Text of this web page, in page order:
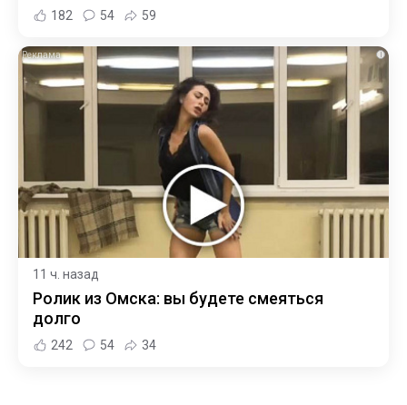
182 54 59
i
11 ч. назад
Ролик из Омска: вы будете смеяться
долго
242 54 34